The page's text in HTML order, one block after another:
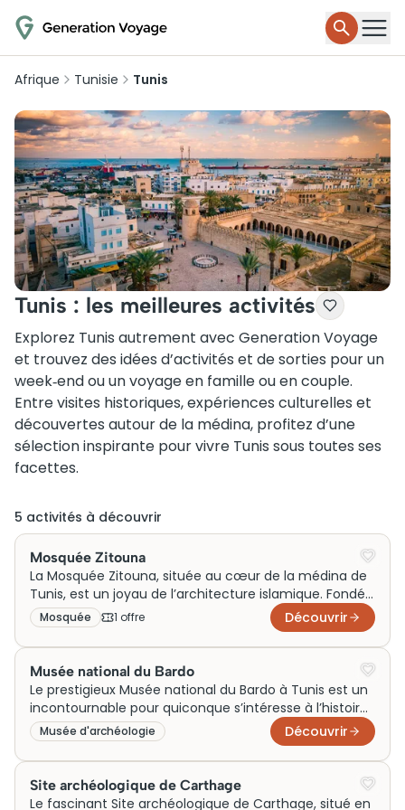
Afrique Tunisie Tunis
Tunis : les meilleures activités
Explorez Tunis autrement avec Generation Voyage
et trouvez des idées d’activités et de sorties pour un
week‑end ou un voyage en famille ou en couple.
Entre visites historiques, expériences culturelles et
découvertes autour de la médina, profitez d’une
sélection inspirante pour vivre Tunis sous toutes ses
facettes.
5 activités à découvrir
Mosquée Zitouna
La Mosquée Zitouna, située au cœur de la médina de
Tunis, est un joyau de l’architecture islamique. Fondée
en 732, elle joue un rôle essentiel dans l’histoire et la
culture tunisiennes. Avec sa cour spatieuse et ses
arcades ornées, elle attire de nombreux visiteurs
chaque année. Une visite de cette mosquée offre
une plongée fascinante au coeur du patrimoine
tunisien.
Mosquée 1 offre Découvrir
Musée national du Bardo
Le prestigieux Musée national du Bardo à Tunis est un
incontournable pour quiconque s’intéresse à l’histoire
et à la culture. Connu pour sa vaste collection de
mosaïques romaines, il occupe un ancien palais
beylical, ce qui lui confère un charme indéniable.
Initialement une résidence royale, il est aujourd’hui
une attraction très prisée. Les visiteurs peuvent
Musée d'archéologie Découvrir
Site archéologique de Carthage
Le fascinant Site archéologique de Carthage, situé en